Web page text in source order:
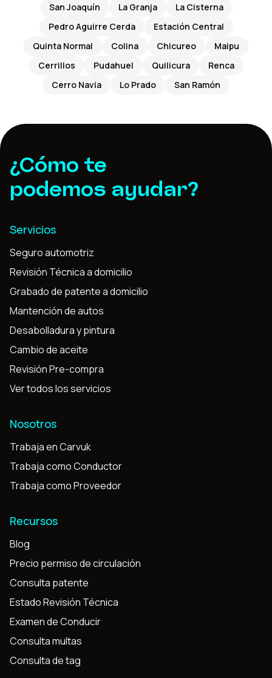
San Joaquín
La Granja
La Cisterna
Pedro Aguirre Cerda
Estación Central
Quinta Normal
Colina Chicureo
Maipu
Cerrillos
Pudahuel Quilicura
Renca
Cerro Navia
Lo Prado San Ramón
¿Cómo te
podemos ayudar?
Servicios
Seguro automotriz
Revisión Técnica a domicilio
Grabado de patente a domicilio
Mantención de autos
Desabolladura y pintura
Cambio de aceite
Revisión Pre-compra
Ver todos los servicios
Nosotros
Trabaja en Carvuk
Trabaja como Conductor
Trabaja como Proveedor
Recursos
Blog
Precio permiso de circulación
Consulta patente
Estado Revisión Técnica
Examen de Conducir
Consulta multas
Consulta de tag